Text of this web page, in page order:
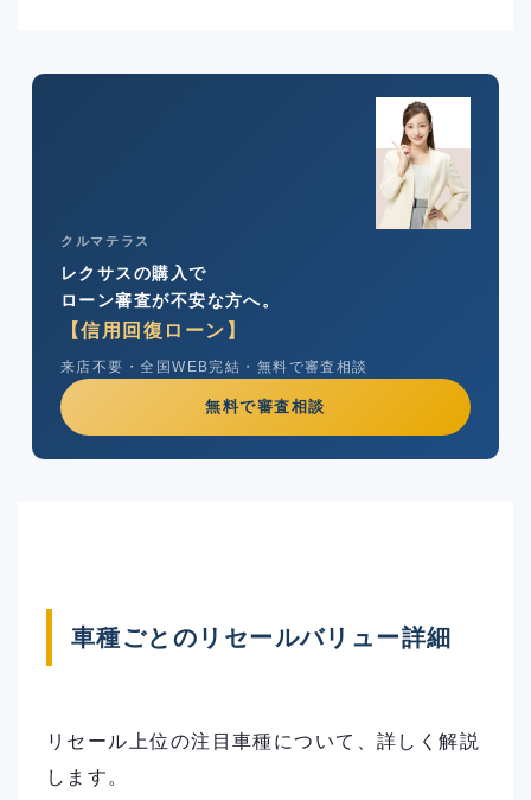
クルマテラス
レクサスの購入で
ローン審査が不安な方へ。
【信用回復ローン】
来店不要・全国WEB完結・無料で審査相談
無料で審査相談
車種ごとのリセールバリュー詳細
リセール上位の注目車種について、詳しく解説
します。